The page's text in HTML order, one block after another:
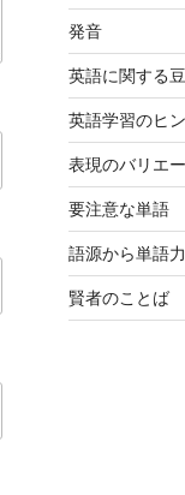
発音
英語に関する
英語学習のヒ
表現のバリエ
要注意な単語
語源から単語
賢者のことば